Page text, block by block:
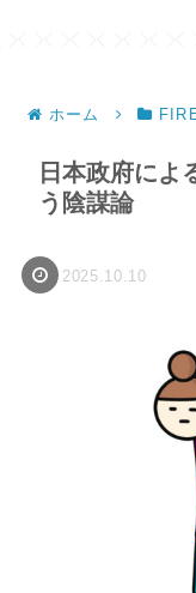
ホーム
日本政府によ
う陰謀論
2025.10.10